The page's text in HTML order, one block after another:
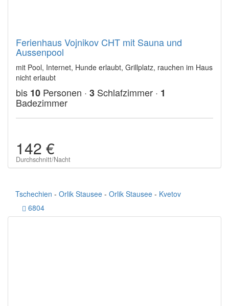
Ferienhaus Vojnikov CHT mit Sauna und
Aussenpool
mit Pool, Internet, Hunde erlaubt, Grillplatz, rauchen im Haus
nicht erlaubt
bis 10 Personen · 3 Schlafzimmer · 1
Badezimmer
142 €
Durchschnitt/Nacht
Tschechien - Orlik Stausee - Orlik Stausee - Kvetov
6804